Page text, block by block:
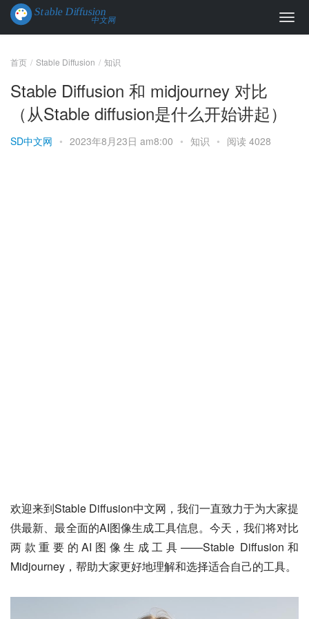
首页 Stable Diffusion 知识
Stable Diffusion 和 midjourney 对比
（从Stable diffusion是什么开始讲起）
SD中文网 • 2023年8月23日 am8:00 • 知识 • 阅读 4028
欢迎来到Stable Diffusion中文网，我们一直致力于为大家提
供最新、最全面的AI图像生成工具信息。今天，我们将对比
两款重要的AI图像生成工具——Stable Diffusion和
Midjourney，帮助大家更好地理解和选择适合自己的工具。